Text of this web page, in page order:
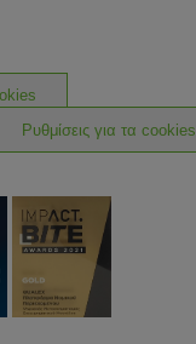
Ρυθμίσεις για τα cookies